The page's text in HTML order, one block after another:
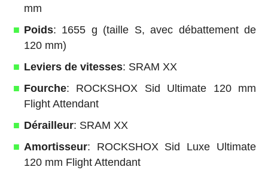
mm
Poids: 1655 g (taille S, avec débattement de
120 mm)
Leviers de vitesses: SRAM XX
Fourche: ROCKSHOX Sid Ultimate 120 mm
Flight Attendant
Dérailleur: SRAM XX
Amortisseur: ROCKSHOX Sid Luxe Ultimate
120 mm Flight Attendant